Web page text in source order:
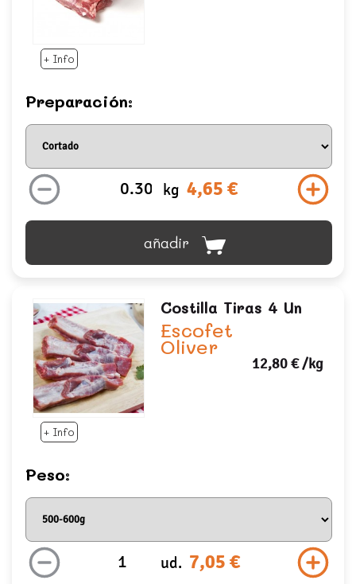
+ Info
Preparación:
kg 4,65 €
añadir
+ Info
Costilla Tiras 4 Un
Escofet
Oliver
12,80 €/kg
Peso:
ud. 7,05 €